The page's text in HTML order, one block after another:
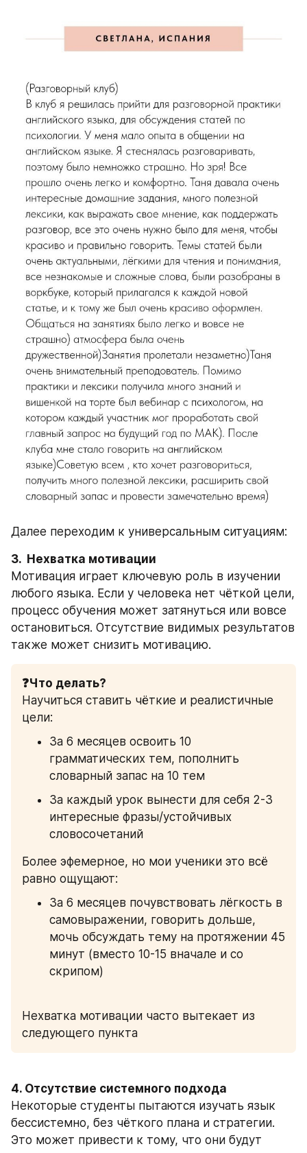
Далее переходим к универсальным ситуациям:
3.  Нехватка мотивации
Мотивация играет ключевую роль в изучении
любого языка. Если у человека нет чёткой цели,
процесс обучения может затянуться или вовсе
остановиться. Отсутствие видимых результатов
также может снизить мотивацию.
❓Что делать?
Научиться ставить чёткие и реалистичные
цели:
За 6 месяцев освоить 10
грамматических тем, пополнить
словарный запас на 10 тем
За каждый урок вынести для себя 2-3
интересные фразы/устойчивых
словосочетаний
Более эфемерное, но мои ученики это всё
равно ощущают:
За 6 месяцев почувствовать лёгкость в
самовыражении, говорить дольше,
мочь обсуждать тему на протяжении 45
минут (вместо 10-15 вначале и со
скрипом)
Нехватка мотивации часто вытекает из
следующего пункта
4. Отсутствие системного подхода
Некоторые студенты пытаются изучать язык
бессистемно, без чёткого плана и стратегии.
Это может привести к тому, что они будут